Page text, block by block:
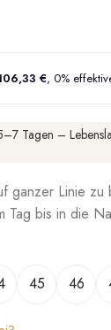
€, 0%
Tagen –
ganzer Linie
Tag bis in die
45 46